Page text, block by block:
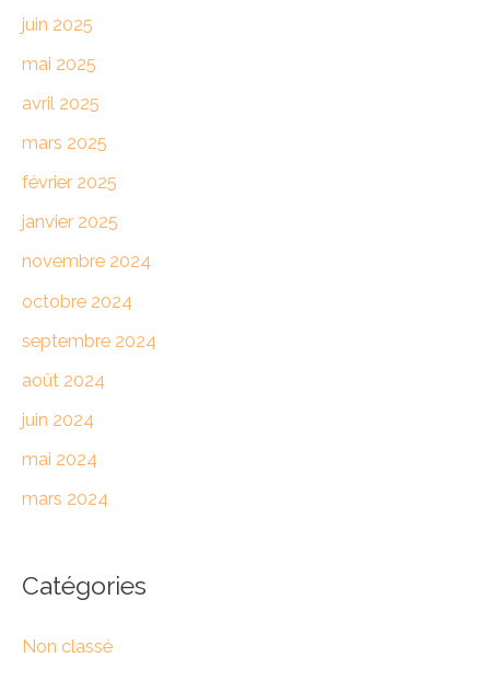
juin 2025
mai 2025
avril 2025
mars 2025
février 2025
janvier 2025
novembre 2024
octobre 2024
septembre 2024
août 2024
juin 2024
mai 2024
mars 2024
Catégories
Non classé